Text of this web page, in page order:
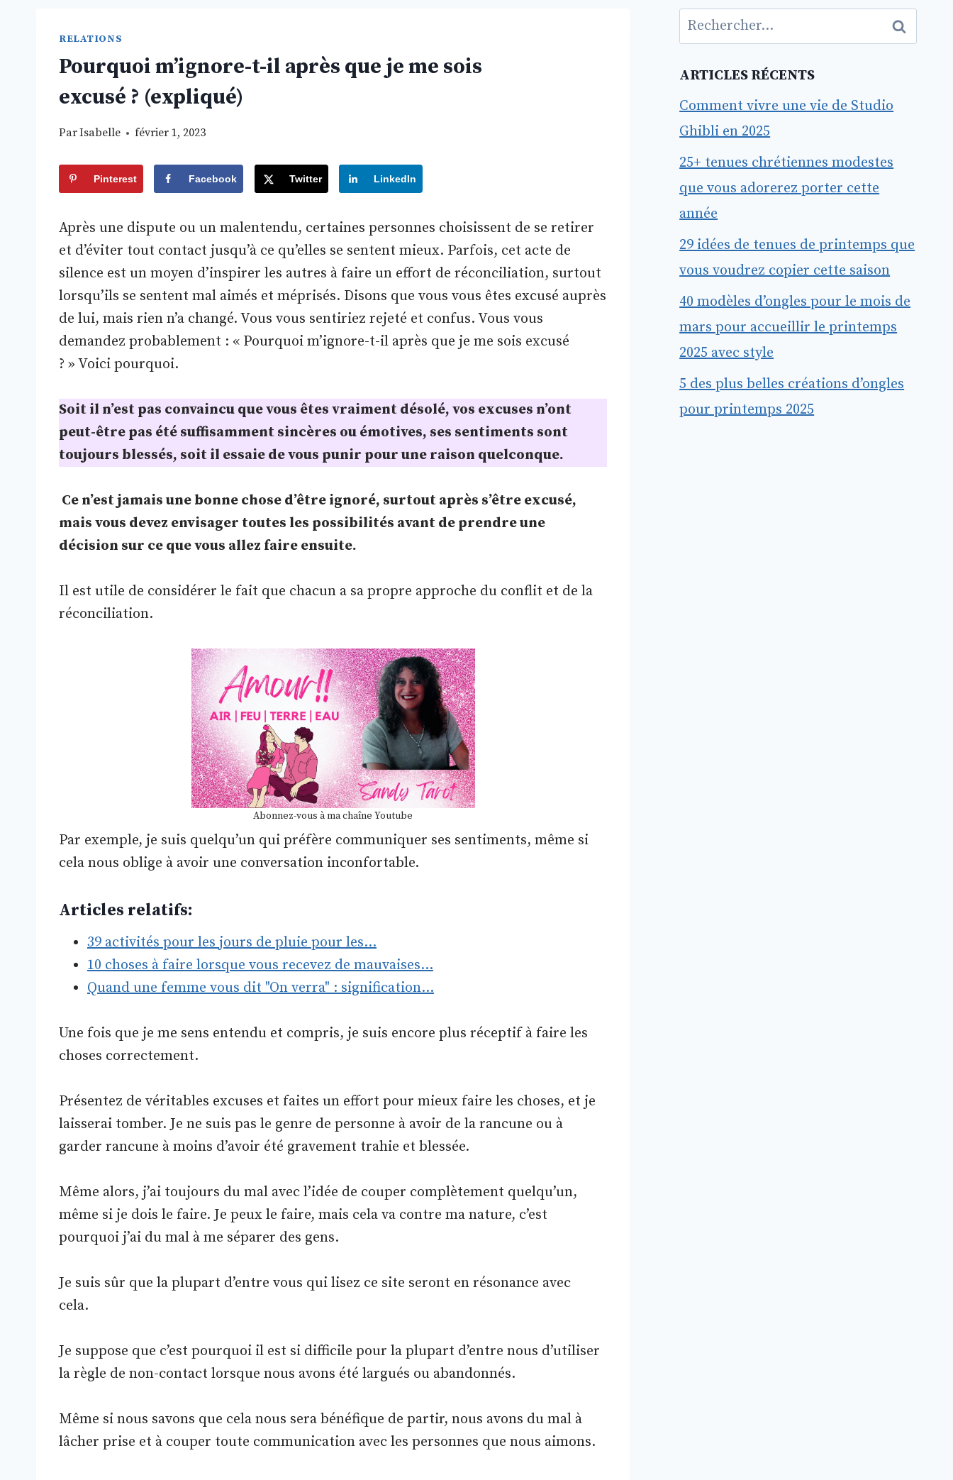
RELATIONS
Pourquoi m’ignore-t-il après que je me sois
excusé ? (expliqué)
ParIsabelle février 1, 2023
Pinterest Facebook Twitter LinkedIn
Après une dispute ou un malentendu, certaines personnes choisissent de se retirer
et d’éviter tout contact jusqu’à ce qu’elles se sentent mieux. Parfois, cet acte de
silence est un moyen d’inspirer les autres à faire un effort de réconciliation, surtout
lorsqu’ils se sentent mal aimés et méprisés. Disons que vous vous êtes excusé auprès
de lui, mais rien n’a changé. Vous vous sentiriez rejeté et confus. Vous vous
demandez probablement : « Pourquoi m’ignore-t-il après que je me sois excusé
? » Voici pourquoi.
Soit il n’est pas convaincu que vous êtes vraiment désolé, vos excuses n’ont
peut-être pas été suffisamment sincères ou émotives, ses sentiments sont
toujours blessés, soit il essaie de vous punir pour une raison quelconque.
Ce n’est jamais une bonne chose d’être ignoré, surtout après s’être excusé,
mais vous devez envisager toutes les possibilités avant de prendre une
décision sur ce que vous allez faire ensuite.
Il est utile de considérer le fait que chacun a sa propre approche du conflit et de la
réconciliation.
Abonnez-vous à ma chaîne Youtube
Par exemple, je suis quelqu’un qui préfère communiquer ses sentiments, même si
cela nous oblige à avoir une conversation inconfortable.
Articles relatifs:
39 activités pour les jours de pluie pour les…
10 choses à faire lorsque vous recevez de mauvaises…
Quand une femme vous dit "On verra" : signification…
Une fois que je me sens entendu et compris, je suis encore plus réceptif à faire les
choses correctement.
Présentez de véritables excuses et faites un effort pour mieux faire les choses, et je
laisserai tomber. Je ne suis pas le genre de personne à avoir de la rancune ou à
garder rancune à moins d’avoir été gravement trahie et blessée.
Même alors, j’ai toujours du mal avec l’idée de couper complètement quelqu’un,
même si je dois le faire. Je peux le faire, mais cela va contre ma nature, c’est
pourquoi j’ai du mal à me séparer des gens.
Je suis sûr que la plupart d’entre vous qui lisez ce site seront en résonance avec
cela.
Je suppose que c’est pourquoi il est si difficile pour la plupart d’entre nous d’utiliser
la règle de non-contact lorsque nous avons été largués ou abandonnés.
Même si nous savons que cela nous sera bénéfique de partir, nous avons du mal à
lâcher prise et à couper toute communication avec les personnes que nous aimons.
Rechercher :
ARTICLES RÉCENTS
Comment vivre une vie de Studio
Ghibli en 2025
25+ tenues chrétiennes modestes
que vous adorerez porter cette
année
29 idées de tenues de printemps que
vous voudrez copier cette saison
40 modèles d’ongles pour le mois de
mars pour accueillir le printemps
2025 avec style
5 des plus belles créations d’ongles
pour printemps 2025